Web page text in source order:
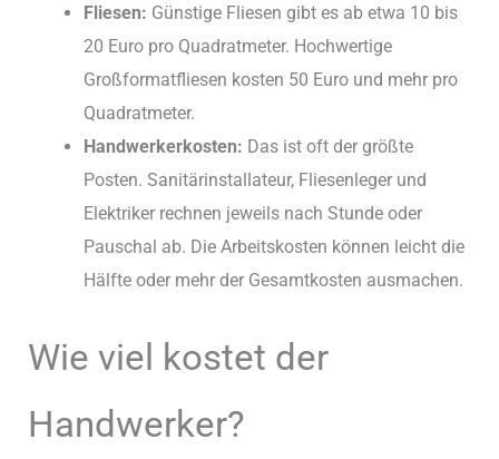
Fliesen: Günstige Fliesen gibt es ab etwa 10 bis
20 Euro pro Quadratmeter. Hochwertige
Großformatfliesen kosten 50 Euro und mehr pro
Quadratmeter.
Handwerkerkosten: Das ist oft der größte
Posten. Sanitärinstallateur, Fliesenleger und
Elektriker rechnen jeweils nach Stunde oder
Pauschal ab. Die Arbeitskosten können leicht die
Hälfte oder mehr der Gesamtkosten ausmachen.
Wie viel kostet der
Handwerker?